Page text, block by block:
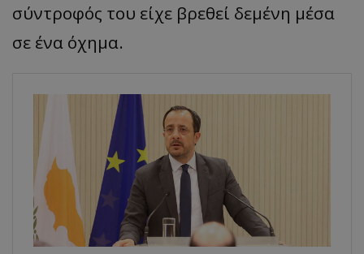
σύντροφός του είχε βρεθεί δεμένη μέσα
σε ένα όχημα.